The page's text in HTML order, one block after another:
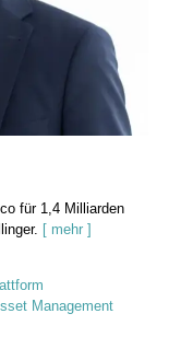
für 1,4 Milliarden
[ mehr ]
Management